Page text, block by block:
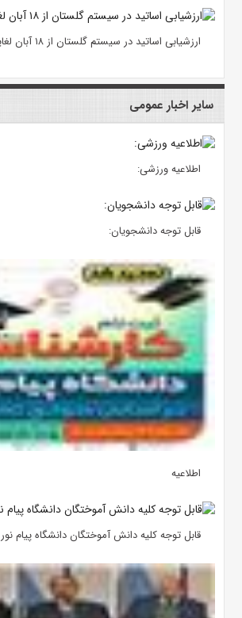
ارزشیابی اساتید در سیستم گلستان از ۱۸ آبان لغایت ۹ آذر
سایر اخبار عمومی
اطلاعیه ورزشی:
قابل توجه دانشجویان:
اطلاعیه
قابل توجه کلیه دانش آموختگان دانشگاه پیام نور